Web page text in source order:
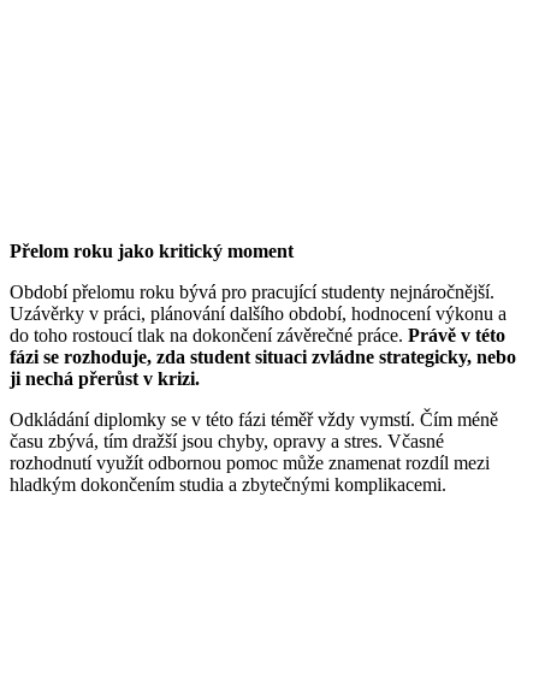
Přelom roku jako kritický moment
Období přelomu roku bývá pro pracující studenty nejnáročnější.
Uzávěrky v práci, plánování dalšího období, hodnocení výkonu a
do toho rostoucí tlak na dokončení závěrečné práce. Právě v této
fázi se rozhoduje, zda student situaci zvládne strategicky, nebo
ji nechá přerůst v krizi.
Odkládání diplomky se v této fázi téměř vždy vymstí. Čím méně
času zbývá, tím dražší jsou chyby, opravy a stres. Včasné
rozhodnutí využít odbornou pomoc může znamenat rozdíl mezi
hladkým dokončením studia a zbytečnými komplikacemi.